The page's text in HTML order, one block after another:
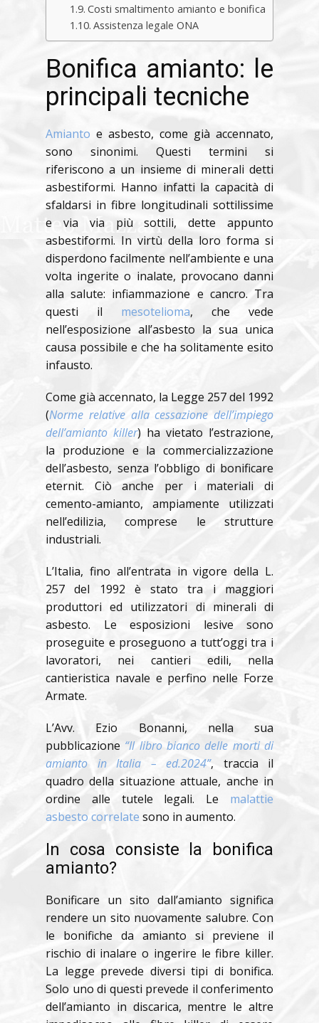
Costi smaltimento amianto e bonifica
Assistenza legale ONA
Bonifica amianto: le
principali tecniche
Amianto e asbesto, come già accennato,
sono sinonimi. Questi termini si
riferiscono a un insieme di minerali detti
asbestiformi. Hanno infatti la capacità di
sfaldarsi in fibre longitudinali sottilissime
e via via più sottili, dette appunto
asbestiformi. In virtù della loro forma si
disperdono facilmente nell’ambiente e una
volta ingerite o inalate, provocano danni
alla salute: infiammazione e cancro. Tra
questi il mesotelioma, che vede
nell’esposizione all’asbesto la sua unica
causa possibile e che ha solitamente esito
infausto.
Come già accennato, la Legge 257 del 1992
(Norme relative alla cessazione dell’impiego
dell’amianto killer) ha vietato l’estrazione,
la produzione e la commercializzazione
dell’asbesto, senza l’obbligo di bonificare
eternit. Ciò anche per i materiali di
cemento-amianto, ampiamente utilizzati
nell’edilizia, comprese le strutture
industriali.
L’Italia, fino all’entrata in vigore della L.
257 del 1992 è stato tra i maggiori
produttori ed utilizzatori di minerali di
asbesto. Le esposizioni lesive sono
proseguite e proseguono a tutt’oggi tra i
lavoratori, nei cantieri edili, nella
cantieristica navale e perfino nelle Forze
Armate.
L’Avv. Ezio Bonanni, nella sua
pubblicazione “Il libro bianco delle morti di
amianto in Italia – ed.2024”, traccia il
quadro della situazione attuale, anche in
ordine alle tutele legali. Le malattie
asbesto correlate sono in aumento.
In cosa consiste la bonifica
amianto?
Bonificare un sito dall’amianto significa
rendere un sito nuovamente salubre. Con
le bonifiche da amianto si previene il
rischio di inalare o ingerire le fibre killer.
La legge prevede diversi tipi di bonifica.
Solo uno di questi prevede il conferimento
dell’amianto in discarica, mentre le altre